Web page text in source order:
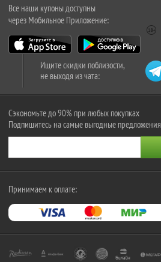
Все наши купоны доступны
через Мобильное Приложение:
Ищите скидки поблизости,
не выходя из чата:
Сэкономьте до 90% при любых покупках
Подпишитесь на самые выгодные предложения
Принимаем к оплате: